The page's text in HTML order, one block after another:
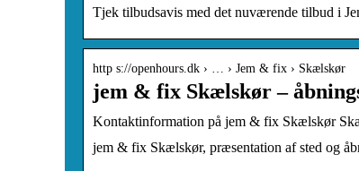
Tjek tilbudsavis med det nuværende tilbud i
http s://openhours.dk › … › Jem & fix › Skælskør
jem & fix Skælskør –
Kontaktinformation på jem & fix Skælskør
jem & fix Skælskør, præsentation af sted og